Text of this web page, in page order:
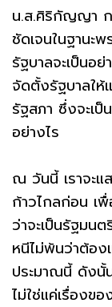
น.ส.ศิริกัญญา ก
ชัดเจนในฐานะ
รัฐบาลจะเป็นอ
จัดตั้งรัฐบาลให้
รัฐสภา ซึ่งจะเป็
อย่างไร
ณ วันนี้ เราจะแ
ก้าวไกลก่อน เพื่
ว่าจะเป็นรัฐมน
หนีไม่พ้นว่าต้อง
ประมาณนี้ ดังนั้
ไม่ใช่แค่เรื่องข